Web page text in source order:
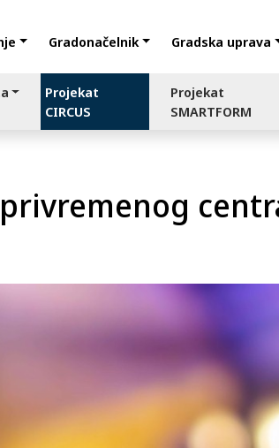
Gradonačelnik Gradska uprava
Projekat
CIRCUS
Projekat
SMARTFORM